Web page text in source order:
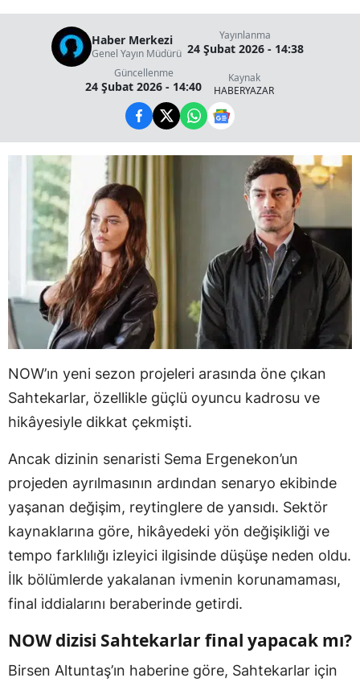
Haber Merkezi
Genel Yayın Müdürü
Yayınlanma
24 Şubat 2026 - 14:38
Güncellenme
24 Şubat 2026 - 14:40
Kaynak
HABERYAZAR
NOW’ın yeni sezon projeleri arasında öne çıkan
Sahtekarlar, özellikle güçlü oyuncu kadrosu ve
hikâyesiyle dikkat çekmişti.
Ancak dizinin senaristi Sema Ergenekon’un
projeden ayrılmasının ardından senaryo ekibinde
yaşanan değişim, reytinglere de yansıdı. Sektör
kaynaklarına göre, hikâyedeki yön değişikliği ve
tempo farklılığı izleyici ilgisinde düşüşe neden oldu.
İlk bölümlerde yakalanan ivmenin korunamaması,
final iddialarını beraberinde getirdi.
NOW dizisi Sahtekarlar final yapacak mı?
Birsen Altuntaş’ın haberine göre, Sahtekarlar için